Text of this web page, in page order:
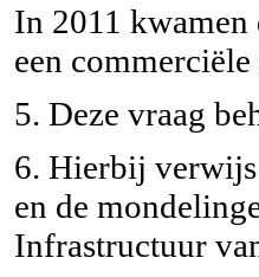
In 2011 kwamen
een
5. Deze vraag
6. Hierbij verwijs
en de
Infrastructuur